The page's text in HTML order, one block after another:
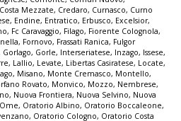
Costa Mezzate, Credaro, Curnasco, Curno
, Endine, Entratico, Erbusco, Excelsior,
, Fc Caravaggio, Filago, Fiorente Colognola,
, Fornovo, Frassati Ranica, Fulgor
Gorlago, Gorle, Interseriatese, Inzago, Issese,
, Lallio, Levate, Libertas Casiratese, Locate,
, Misano, Monte Cremasco, Montello,
Rovato, Monvico, Mozzo, Nembrese,
, Nuova Frontiera, Nuova Selvino, Nuova
Ome, Oratorio Albino, Oratorio Boccaleone,
, Oratorio Cologno, Oratorio Costa